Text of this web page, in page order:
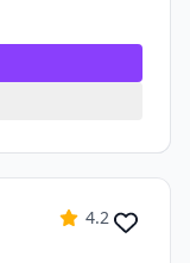
4.2